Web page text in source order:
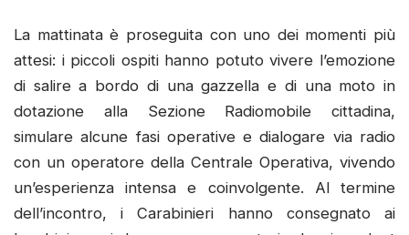
La mattinata è proseguita con uno dei momenti più
attesi: i piccoli ospiti hanno potuto vivere l’emozione
di salire a bordo di una gazzella e di una moto in
dotazione alla Sezione Radiomobile cittadina,
simulare alcune fasi operative e dialogare via radio
con un operatore della Centrale Operativa, vivendo
un’esperienza intensa e coinvolgente. Al termine
dell’incontro, i Carabinieri hanno consegnato ai